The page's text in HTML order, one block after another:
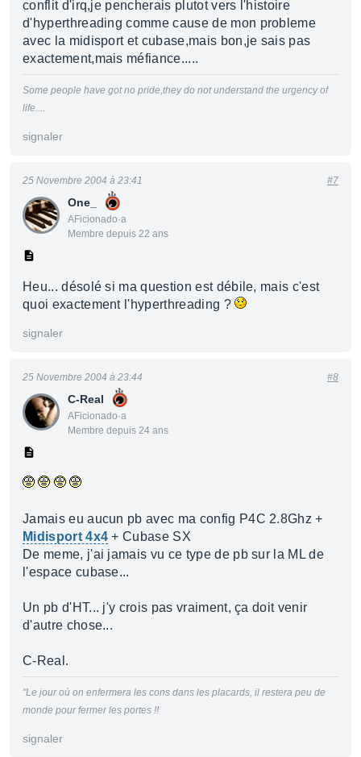
conflit d'irq,je pencherais plutot vers l'histoire
d'hyperthreading comme cause de mon probleme
avec la midisport et cubase,mais bon,je sais pas
exactement,mais méfiance.....
Some people have got no pride,they do not understand the urgency of
life....
signaler
One_
AFicionado·a
Membre depuis 22 ans
25 Novembre 2004 à 23:41 #7
Heu... désolé si ma question est débile, mais c'est
quoi exactement l'hyperthreading ?
signaler
C-Real
AFicionado·a
Membre depuis 24 ans
25 Novembre 2004 à 23:44 #8
Jamais eu aucun pb avec ma config P4C 2.8Ghz +
Midisport 4x4 + Cubase SX
De meme, j'ai jamais vu ce type de pb sur la ML de
l'espace cubase...
Un pb d'HT... j'y crois pas vraiment, ça doit venir
d'autre chose...
C-Real.
"Le jour où on enfermera les cons dans les placards, il restera peu de
monde pour fermer les portes !!
signaler